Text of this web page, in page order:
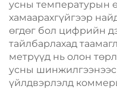
усны температурын
хамаарахгүйгээр
өгдөг бол цифрийн
тайлбарлахад
метрүүд нь олон
усны шинжилгээнээс
үйлдвэрлэлд